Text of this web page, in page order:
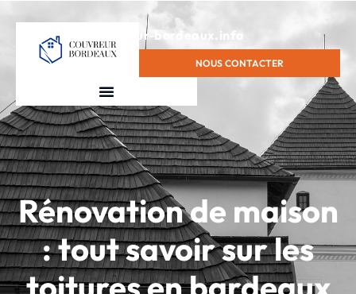
contact@couvreur-bordeaux.info
NOUS CONTACTER
Rénovation de maison
: tout savoir sur les